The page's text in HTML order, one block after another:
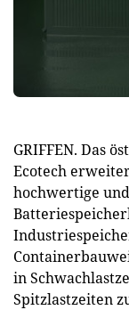
GRIFFEN. Das
Ecotech
hochwertige
in
Spitzlastzeiten